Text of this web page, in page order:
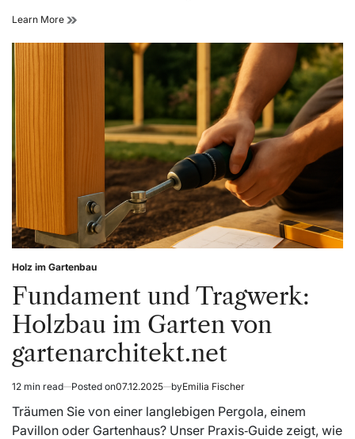
Learn More Kostenplanung
Gartenprojekte
gartenarchitekt.net
Posted
in
Holz im Gartenbau
Fundament und Tragwerk:
Holzbau im Garten von
gartenarchitekt.net
Estimated
read
time
12 min read Posted on07.12.2025 byEmilia Fischer
Träumen Sie von einer langlebigen Pergola, einem
Pavillon oder Gartenhaus? Unser Praxis‑Guide zeigt, wie